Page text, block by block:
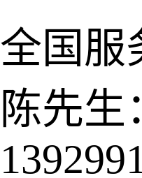
全国服
陈先生